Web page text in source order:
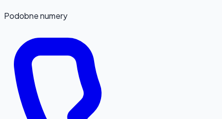
Podobne numery